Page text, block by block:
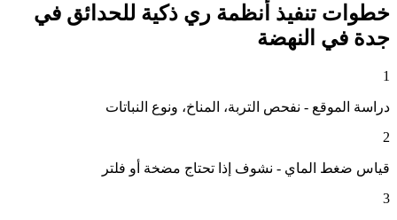
خطوات تنفيذ أنظمة ري ذكية للحدائق في
جدة في النهضة
1
دراسة الموقع - نفحص التربة، المناخ، ونوع النباتات
2
قياس ضغط الماي - نشوف إذا تحتاج مضخة أو فلتر
3